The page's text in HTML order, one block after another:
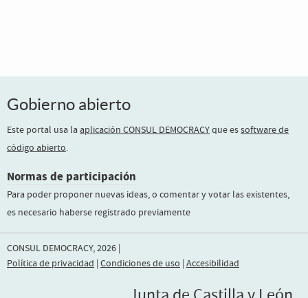
Gobierno abierto
Este portal usa la aplicación CONSUL DEMOCRACYque essoftware de
código abierto.
Normas de participación
Para poder proponer nuevas ideas, o comentar y votar las existentes,
es necesario haberse registrado previamente
CONSUL DEMOCRACY, 2026 |
Política de privacidad | Condiciones de uso | Accesibilidad